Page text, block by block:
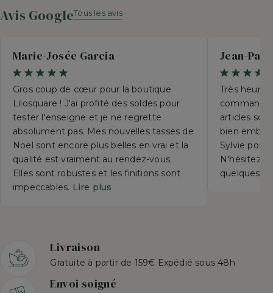
Avis GoogleTous les avis
Marie-Josée Garcia
Gros coup de cœur pour la boutique
Lilosquare ! J'ai profité des soldes pour
tester l'enseigne et je ne regrette
absolument pas. Mes nouvelles tasses de
Noël sont encore plus belles en vrai et la
qualité est vraiment au rendez-vous.
Elles sont robustes et les finitions sont
impeccables. Lire plus
Jean-
Très
commande
articles
bien
Sylvie pour
N'hésitez
quelques
Livraison
Gratuite à partir de 159€ Expédié sous 48h
Envoi soigné